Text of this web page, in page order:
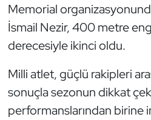
Memorial
İsmail Nezir, 400 metre
derecesiyle ikinci oldu.
Milli atlet, güçlü rakipleri
sonuçla sezonun dikkat
performanslarından birine
Kempo
Kick Boks
Kürek
Masa Tenisi